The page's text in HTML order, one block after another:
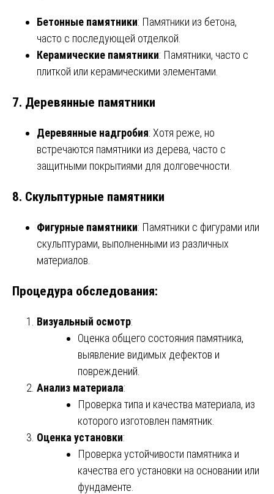
Бетонные памятники: Памятники из бетона,
часто с последующей отделкой.
Керамические памятники: Памятники, часто с
плиткой или керамическими элементами.
7. Деревянные памятники
Деревянные надгробия: Хотя реже, но
встречаются памятники из дерева, часто с
защитными покрытиями для долговечности.
8. Скульптурные памятники
Фигурные памятники: Памятники с фигурами или
скульптурами, выполненными из различных
материалов.
Процедура обследования:
Визуальный осмотр:
Оценка общего состояния памятника,
выявление видимых дефектов и
повреждений.
Анализ материала:
Проверка типа и качества материала, из
которого изготовлен памятник.
Оценка установки:
Проверка устойчивости памятника и
качества его установки на основании или
фундаменте.